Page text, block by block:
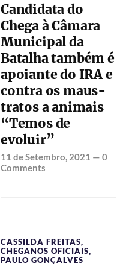
Candidata do
Chega à Câmara
Municipal da
Batalha também é
apoiante do IRA e
contra os maus-
tratos a animais
“Temos de
evoluir”
11 de Setembro, 2021 —0
Comments
CASSILDA FREITAS,
CHEGANOS OFICIAIS,
PAULO GONÇALVES